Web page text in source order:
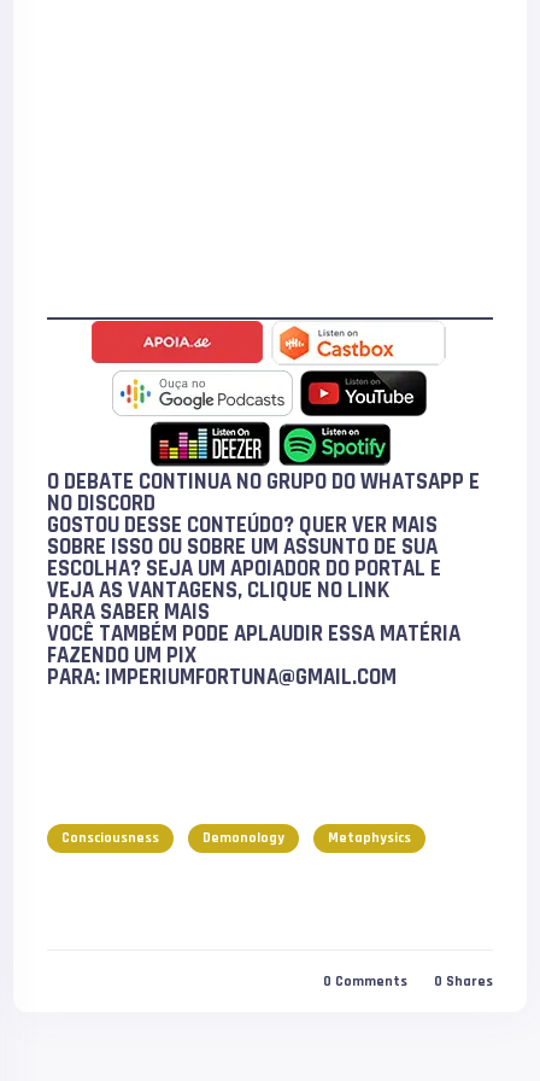
O DEBATE CONTINUA NO GRUPO DO WHATSAPP E
NO DISCORD
GOSTOU DESSE CONTEÚDO? QUER VER MAIS
SOBRE ISSO OU SOBRE UM ASSUNTO DE SUA
ESCOLHA? SEJA UM APOIADOR DO PORTAL E
VEJA AS VANTAGENS, CLIQUE NO LINK
PARA SABER MAIS
VOCÊ TAMBÉM PODEAPLAUDIR ESSA MATÉRIA
FAZENDO UM PIX
PARA: IMPERIUMFORTUNA@GMAIL.COM
Consciousness Demonology Metaphysics
0 Comments 0 Shares